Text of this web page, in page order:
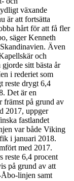
växande
är att fortsätta
hårt för att få fler
säger Kenneth
Även
och
sitt bästa år
i rederiet som
reste drygt 6,4
Det är en
främst på grund av
2017, uppger
fastlandet
var både Viking
i januari 2018.
med 2017.
reste 6,4 procent
på grund av att
linjen samt